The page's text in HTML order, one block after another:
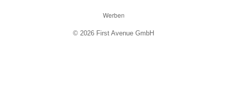
Werben
© 2026 First Avenue GmbH